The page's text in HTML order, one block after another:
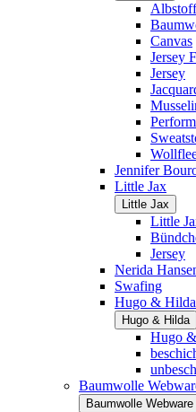
Canvas
Jersey
Jersey
Jennifer
Little Jax
Little Jax
Little
Jersey
Nerida
Swafing
Hugo & Hilda
Hugo & Hilda
Hugo
Baumwolle
Baumwolle Webware